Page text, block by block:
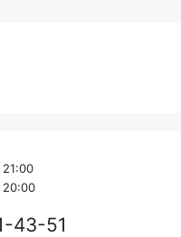
20:00
43-51